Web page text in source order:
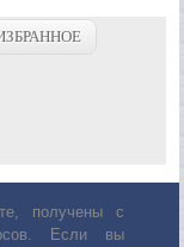
получены с
Если вы